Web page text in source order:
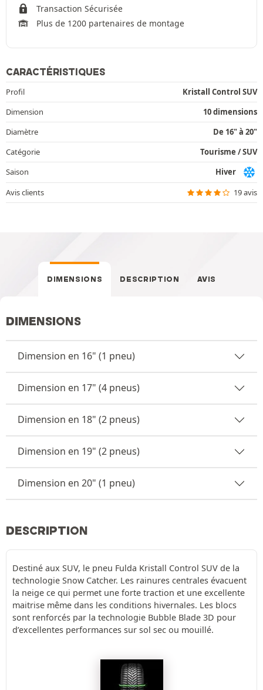
Transaction Sécurisée
Plus de 1200 partenaires de montage
CARACTÉRISTIQUES
Profil
Kristall Control SUV
Dimension
10 dimensions
Diamètre
De 16" à 20"
Catégorie
Tourisme / SUV
Saison
Hiver
Avis clients
19 avis
DIMENSIONS DESCRIPTION AVIS
DIMENSIONS
Dimension en 16" (1 pneu)
Dimension en 17" (4 pneus)
Dimension en 18" (2 pneus)
Dimension en 19" (2 pneus)
Dimension en 20" (1 pneu)
DESCRIPTION
Destiné aux SUV, le pneu Fulda Kristall Control SUV de la
technologie Snow Catcher. Les rainures centrales évacuent
la neige ce qui permet une forte traction et une excellente
maitrise même dans les conditions hivernales. Les blocs
sont renforcés par la technologie Bubble Blade 3D pour
d’excellentes performances sur sol sec ou mouillé.